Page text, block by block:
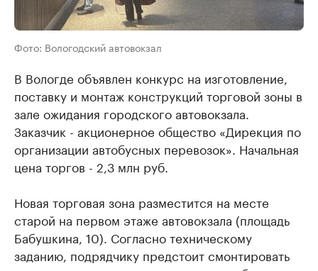
Фото: Вологодский автовокзал
В Вологде объявлен конкурс на изготовление,
поставку и монтаж конструкций торговой зоны в
зале ожидания городского автовокзала.
Заказчик - акционерное общество «Дирекция по
организации автобусных перевозок». Начальная
цена торгов - 2,3 млн руб.
Новая торговая зона разместится на месте
старой на первом этаже автовокзала (площадь
Бабушкина, 10). Согласно техническому
заданию, подрядчику предстоит смонтировать